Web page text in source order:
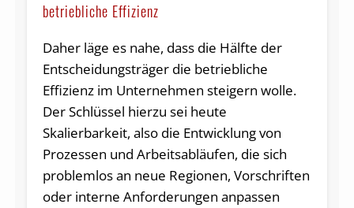
betriebliche Effizienz
Daher läge es nahe, dass die Hälfte der
Entscheidungsträger die betriebliche
Effizienz im Unternehmen steigern wolle.
Der Schlüssel hierzu sei heute
Skalierbarkeit, also die Entwicklung von
Prozessen und Arbeitsabläufen, die sich
problemlos an neue Regionen, Vorschriften
oder interne Anforderungen anpassen